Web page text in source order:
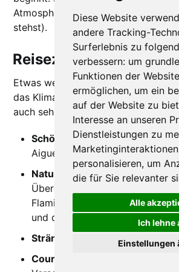
Diese Website
andere Tracking-
Surferlebnis zu
verbessern: um
Funktionen der
ermöglichen, um ein
auf der Website zu
Interesse an unseren
Dienstleistungen zu
personalisieren, um
die für Sie relevanter
Alle
Ich lehne
Einstellungen
Atmosphäre fantastisch sein soll
stehst).
Reiseziel Languedoc &
Etwas weiter westlich, auf der
das Klima im Mai ebenfalls herrlich
auch sehr viel zu entdecken:
Schöne Städte: Saintes-Maries-
Aigues-Mortes, Montpellier, Sète
Natur & Landschaften: In der
Übergangsmonat zwischen der
Flamingos mit ihren
und der Zeit des Nisten und
Strände
: Meer bereits warm
Course Camarguaise